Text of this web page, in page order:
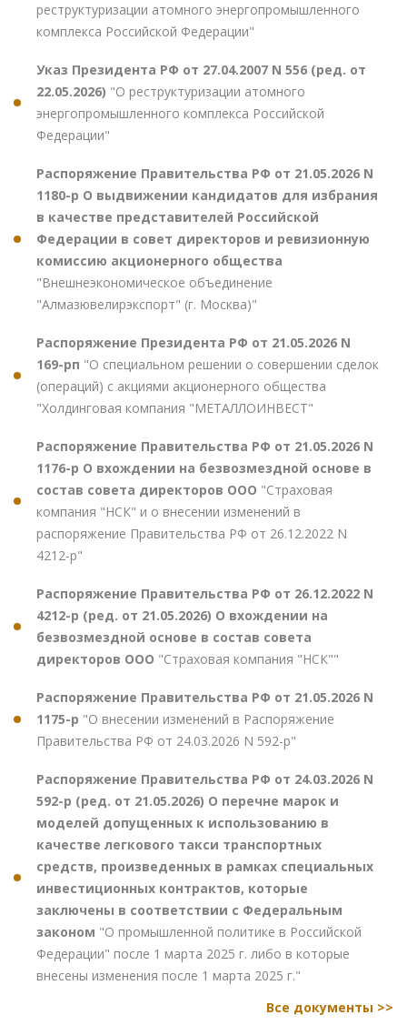
реструктуризации атомного энергопромышленного
комплекса Российской Федерации"
Указ Президента РФ от 27.04.2007 N 556 (ред. от
22.05.2026) "О реструктуризации атомного
энергопромышленного комплекса Российской
Федерации"
Распоряжение Правительства РФ от 21.05.2026 N
1180-р О выдвижении кандидатов для избрания
в качестве представителей Российской
Федерации в совет директоров и ревизионную
комиссию акционерного общества
"Внешнеэкономическое объединение
"Алмазювелирэкспорт" (г. Москва)"
Распоряжение Президента РФ от 21.05.2026 N
169-рп "О специальном решении о совершении сделок
(операций) с акциями акционерного общества
"Холдинговая компания "МЕТАЛЛОИНВЕСТ"
Распоряжение Правительства РФ от 21.05.2026 N
1176-р О вхождении на безвозмездной основе в
состав совета директоров ООО "Страховая
компания "НСК" и о внесении изменений в
распоряжение Правительства РФ от 26.12.2022 N
4212-р"
Распоряжение Правительства РФ от 26.12.2022 N
4212-р (ред. от 21.05.2026) О вхождении на
безвозмездной основе в состав совета
директоров ООО "Страховая компания "НСК""
Распоряжение Правительства РФ от 21.05.2026 N
1175-р "О внесении изменений в Распоряжение
Правительства РФ от 24.03.2026 N 592-р"
Распоряжение Правительства РФ от 24.03.2026 N
592-р (ред. от 21.05.2026) О перечне марок и
моделей допущенных к использованию в
качестве легкового такси транспортных
средств, произведенных в рамках специальных
инвестиционных контрактов, которые
заключены в соответствии с Федеральным
законом "О промышленной политике в Российской
Федерации" после 1 марта 2025 г. либо в которые
внесены изменения после 1 марта 2025 г."
Все документы >>